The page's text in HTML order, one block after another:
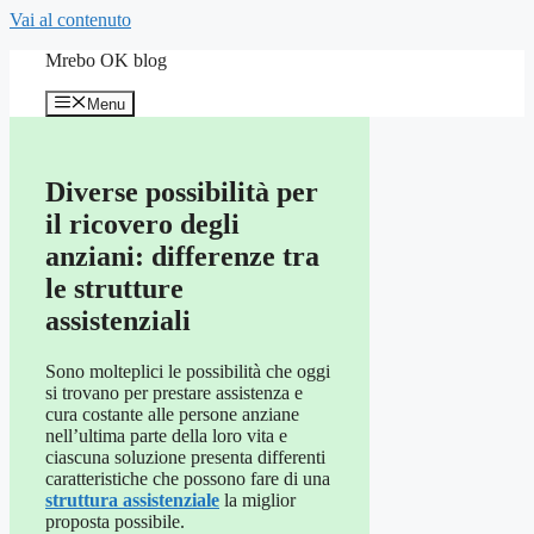
Vai al contenuto
Mrebo OK blog
Menu
Diverse possibilità per
il ricovero degli
anziani: differenze tra
le strutture
assistenziali
Sono molteplici le possibilità che oggi
si trovano per prestare assistenza e
cura costante alle persone anziane
nell’ultima parte della loro vita e
ciascuna soluzione presenta differenti
caratteristiche che possono fare di una
struttura assistenziale la miglior
proposta possibile.